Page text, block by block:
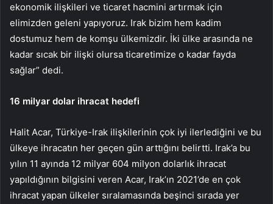
ekonomik ilişkileri ve ticaret hacmini artırmak için
elimizden geleni yapıyoruz. Irak bizim hem kadim
dostumuz hem de komşu ülkemizdir. İki ülke arasında ne
kadar sıcak bir ilişki olursa ticaretimize o kadar fayda
sağlar” dedi.
16 milyar dolar ihracat hedefi
Halit Acar, Türkiye-Irak ilişkilerinin çok iyi ilerlediğini ve bu
ülkeye ihracatın her geçen gün arttığını belirtti. Irak’a bu
yılın 11 ayında 12 milyar 604 milyon dolarlık ihracat
yapıldığının bilgisini veren Acar, Irak’ın 2021’de en çok
ihracat yapan ülkeler sıralamasında beşinci sırada yer